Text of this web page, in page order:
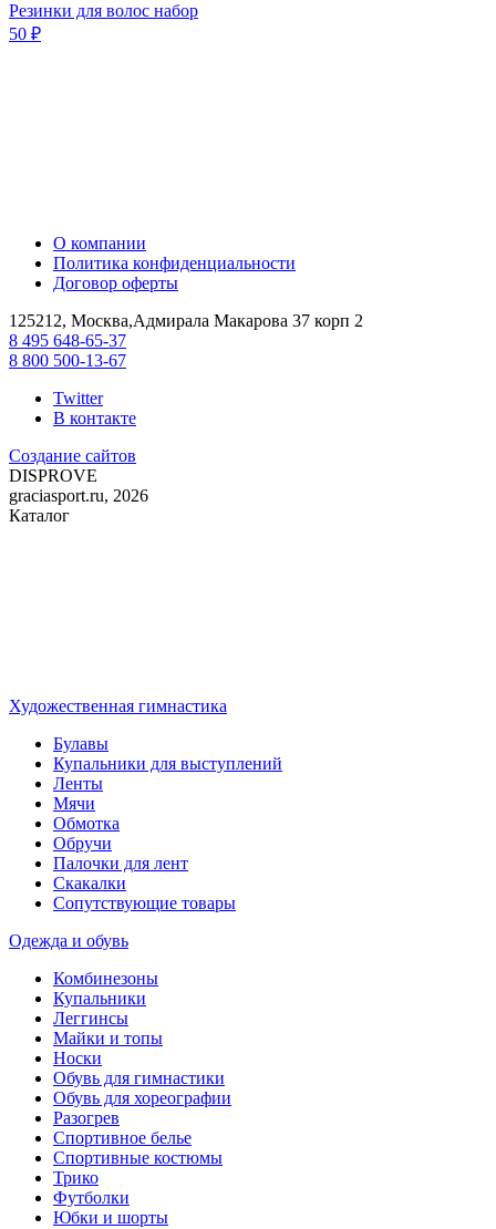
Резинки для волос набор
50 ₽
О компании
Политика конфиденциальности
Договор оферты
125212, Москва,Адмирала Макарова 37 корп 2
8 495 648-65-37
8 800 500-13-67
Twitter
В контакте
Создание сайтов
DISPROVE
graciasport.ru, 2026
Каталог
Художественная гимнастика
Булавы
Купальники для выступлений
Ленты
Мячи
Обмотка
Обручи
Палочки для лент
Скакалки
Сопутствующие товары
Одежда и обувь
Комбинезоны
Купальники
Леггинсы
Майки и топы
Носки
Обувь для гимнастики
Обувь для хореографии
Разогрев
Спортивное белье
Спортивные костюмы
Трико
Футболки
Юбки и шорты